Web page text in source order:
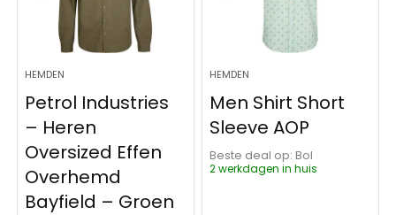
HEMDEN
Petrol Industries
– Heren
Oversized Effen
Overhemd
Bayfield – Groen
HEMDEN
Men Shirt Short
Sleeve AOP
Beste deal op:
Bol
2 werkdagen in huis